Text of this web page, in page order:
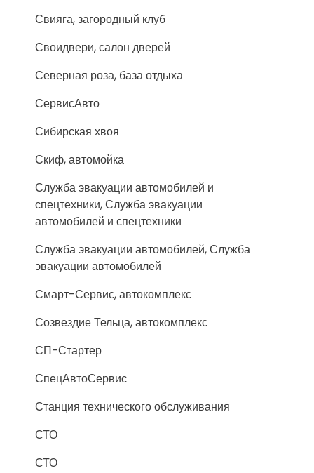
Свияга, загородный клуб
Своидвери, салон дверей
Северная роза, база отдыха
СервисАвто
Сибирская хвоя
Скиф, автомойка
Служба эвакуации автомобилей и
спецтехники, Служба эвакуации
автомобилей и спецтехники
Служба эвакуации автомобилей, Служба
эвакуации автомобилей
Смарт-Сервис, автокомплекс
Созвездие Тельца, автокомплекс
СП-Стартер
СпецАвтоСервис
Станция технического обслуживания
СТО
СТО